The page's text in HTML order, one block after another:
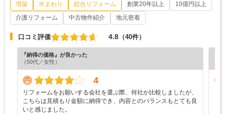
増築 水まわり 総合リフォーム 創業20年以上
10億円以上
介護リフォーム
中古物件紹介 地元密着
口コミ評価 4.8 （40件）
『納得の価格』が良かった
（50代／女性）
4
リフォームをお願いする会社を選ぶ際、何社か比較しましたが、
こちらは見積もり金額に納得でき、内容とのバランスもとても良
いと感じました。